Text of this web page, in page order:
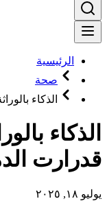
الرئيسية
صحة
الذكاء
الذكاء
قدرارت
يوليو ١٨, ٢٠٢٥